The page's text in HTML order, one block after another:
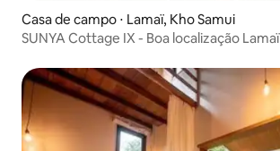
Casa de campo ⋅ Lamaï, Kho Samui
SUNYA Cottage IX - Boa localização Lamaï